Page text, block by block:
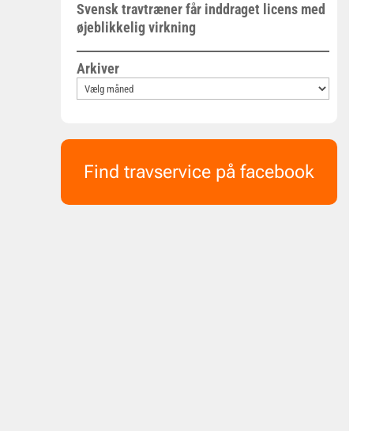
Svensk travtræner får inddraget licens med
øjeblikkelig virkning
Arkiver
Find travservice på facebook